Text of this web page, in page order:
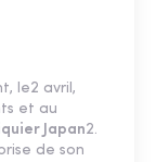
le2 avril,
et au
Japan2.
de son